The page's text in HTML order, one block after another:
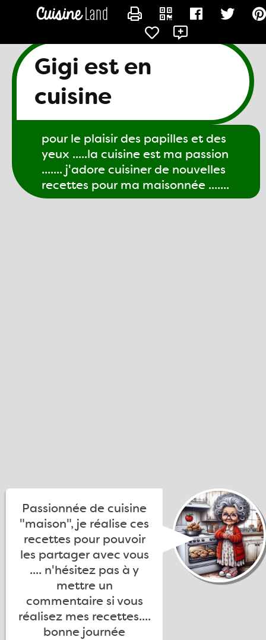
Gigi est en
cuisine
pour le plaisir des papilles et des
yeux .....la cuisine est ma passion
....... j'adore cuisiner de nouvelles
recettes pour ma maisonnée .......
Passionnée de cuisine
"maison", je réalise ces
recettes pour pouvoir
les partager avec vous
.... n'hésitez pas à y
mettre un
commentaire si vous
réalisez mes recettes....
bonne journée
CONTACTER GIGI61